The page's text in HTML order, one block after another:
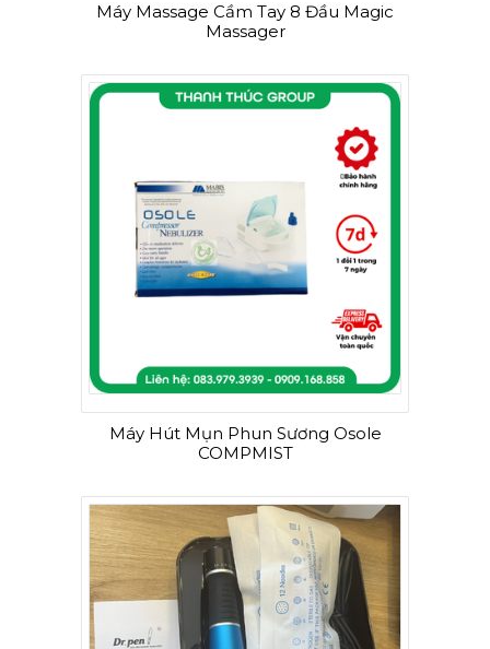
Máy Massage Cầm Tay 8 Đầu Magic
Massager
Máy Hút Mụn Phun Sương Osole
COMPMIST